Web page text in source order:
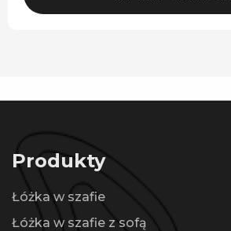
Produkty
Łóżka w szafie
Łóżka w szafie z sofą